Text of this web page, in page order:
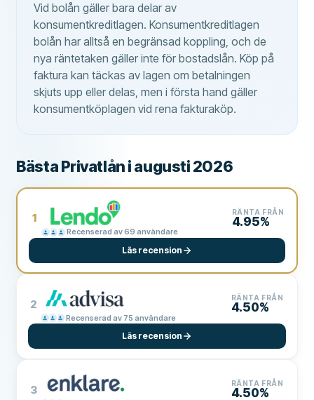
Vid bolån gäller bara delar av
konsumentkreditlagen. Konsumentkreditlagen
bolån har alltså en begränsad koppling, och de
nya räntetaken gäller inte för bostadslån. Köp på
faktura kan täckas av lagen om betalningen
skjuts upp eller delas, men i första hand gäller
konsumentköplagen vid rena fakturaköp.
Bästa Privatlån i augusti 2026
1
Recenserad av 69 användare
RÄNTA FRÅN
4.95%
Läs recension
2
Recenserad av 75 användare
RÄNTA FRÅN
4.50%
Läs recension
3 RÄNTA FRÅN
4.50%